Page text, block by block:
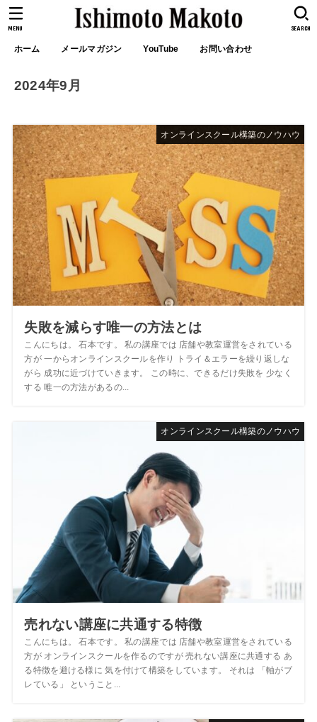
ホーム メールマガジン YouTube お問い合わせ
SEARCH
MENU
2024年9月
オンラインスクール構築のノウハウ
失敗を減らす唯一の方法とは
こんにちは。 石本です。 私の講座では 店舗や教室運営をされている
方が 一からオンラインスクールを作り トライ＆エラーを繰り返しな
がら 成功に近づけていきます。 この時に、できるだけ失敗を 少なく
する 唯一の方法があるの...
オンラインスクール構築のノウハウ
売れない講座に共通する特徴
こんにちは。 石本です。 私の講座では 店舗や教室運営をされている
方が オンラインスクールを作るのですが 売れない講座に共通する あ
る特徴を避ける様に 気を付けて構築をしています。 それは 「軸がブ
レている」 ということ...